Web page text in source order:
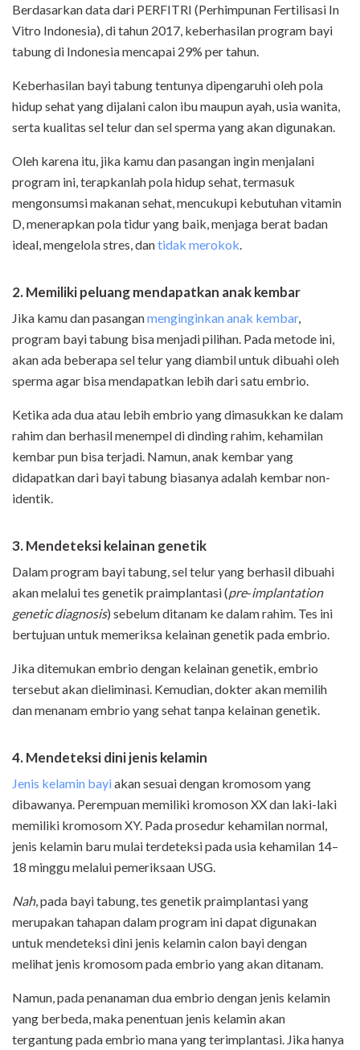
Berdasarkan data dari PERFITRI (Perhimpunan Fertilisasi In
Vitro Indonesia), di tahun 2017, keberhasilan program bayi
tabung di Indonesia mencapai 29% per tahun.
Keberhasilan bayi tabung tentunya dipengaruhi oleh pola
hidup sehat yang dijalani calon ibu maupun ayah, usia wanita,
serta kualitas sel telur dan sel sperma yang akan digunakan.
Oleh karena itu, jika kamu dan pasangan ingin menjalani
program ini, terapkanlah pola hidup sehat, termasuk
mengonsumsi makanan sehat, mencukupi kebutuhan vitamin
D, menerapkan pola tidur yang baik, menjaga berat badan
ideal, mengelola stres, dantidak merokok
2. Memiliki peluang mendapatkan anak kembar
Jika kamu dan pasanganmenginginkan anak kembar,
program bayi tabung bisa menjadi pilihan. Pada metode ini,
akan ada beberapa sel telur yang diambil untuk dibuahi oleh
sperma agar bisa mendapatkan lebih dari satu embrio.
Ketika ada dua atau lebih embrio yang dimasukkan ke dalam
rahim dan berhasil menempel di dinding rahim, kehamilan
kembar pun bisa terjadi. Namun, anak kembar yang
didapatkan dari bayi tabung biasanya adalah kembar non-
identik.
3. Mendeteksi kelainan genetik
Dalam program bayi tabung, sel telur yang berhasil dibuahi
akan melalui tes genetik praimplantasi (pre-implantation
genetic diagnosis) sebelum ditanam ke dalam rahim. Tes ini
bertujuan untuk memeriksa kelainan genetik pada embrio.
Jika ditemukan embrio dengan kelainan genetik, embrio
tersebut akan dieliminasi. Kemudian, dokter akan memilih
dan menanam embrio yang sehat tanpa kelainan genetik.
4. Mendeteksi dini jenis kelamin
Jenis kelamin bayiakan sesuai dengan kromosom yang
dibawanya. Perempuan memiliki kromoson XX dan laki-laki
memiliki kromosom XY. Pada prosedur kehamilan normal,
jenis kelamin baru mulai terdeteksi pada usia kehamilan 14–
18 minggu melalui pemeriksaan USG.
Nah, pada bayi tabung, tes genetik praimplantasi yang
merupakan tahapan dalam program ini dapat digunakan
untuk mendeteksi dini jenis kelamin calon bayi dengan
melihat jenis kromosom pada embrio yang akan ditanam.
Namun, pada penanaman dua embrio dengan jenis kelamin
yang berbeda, maka penentuan jenis kelamin akan
tergantung pada embrio mana yang terimplantasi. Jika hanya